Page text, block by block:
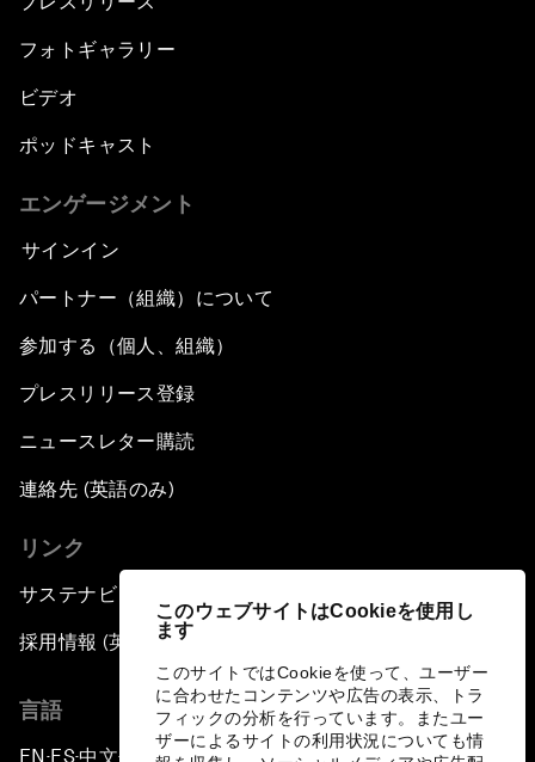
このウェブサイトはCookieを使用し
ます
このサイトではCookieを使って、ユーザー
に合わせたコンテンツや広告の表示、トラ
フィックの分析を行っています。またユー
ザーによるサイトの利用状況についても情
フォトギャラリー
ビデオ
ポッドキャスト
エンゲージメント
サインイン
パートナー（組織）について
参加する（個人、組織）
プレスリリース登録
ニュースレター購読
連絡先 (英語のみ)
リンク
サステナビリティへの取り組み
採用情報 (英語のみ)
言語
EN ▪ES▪中文▪ 日本語